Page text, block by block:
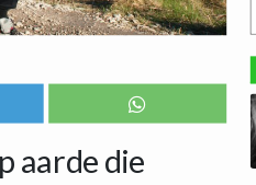
aarde die